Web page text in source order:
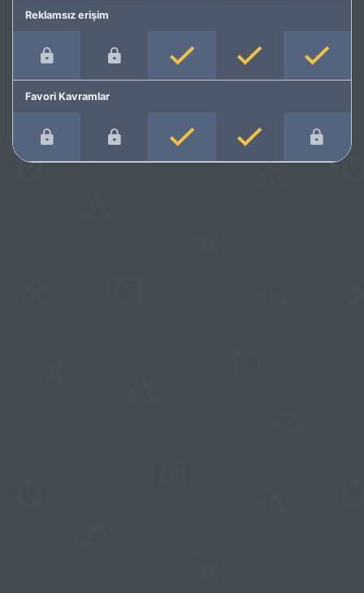
Reklamsız erişim
Favori Kavramlar